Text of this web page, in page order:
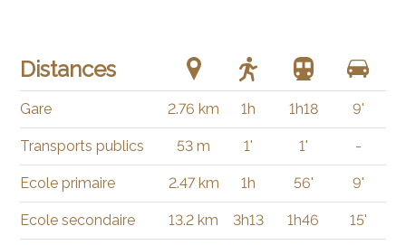
Distances
Gare 2.76 km 1h 1h18 9'
Transports publics 53 m 1' 1' -
Ecole primaire 2.47 km 1h 56' 9'
Ecole secondaire 13.2 km 3h13 1h46 15'